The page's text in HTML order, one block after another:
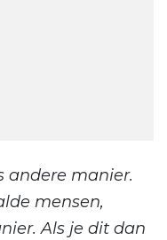
andere manier.
mensen,
Als je dit dan